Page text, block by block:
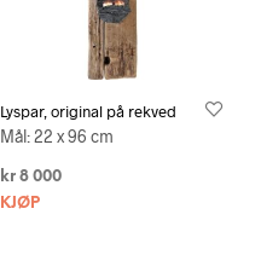
Lyspar, original på rekved
Mål: 22 x 96 cm
kr8 000
KJØP